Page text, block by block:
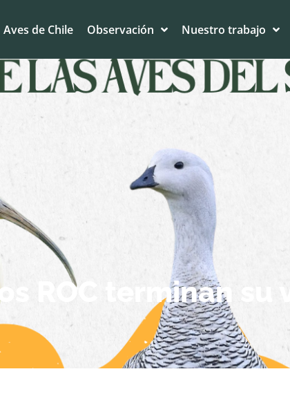
Aves de Chile Observación Nuestro trabajo
ROC terminan su